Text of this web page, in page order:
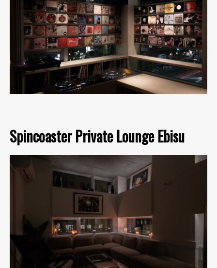
Spincoaster Private Lounge Ebisu